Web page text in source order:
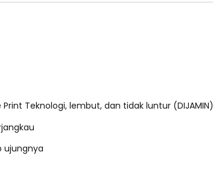
Teknologi, lembut, dan tidak luntur (DIJAMIN)
ujungnya